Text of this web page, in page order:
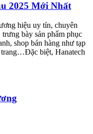
2025 Mới Nhất
hiệu uy tín, chuyên
trưng bày sản phẩm phục
shop bán hàng như tạp
biệt, Hanatech